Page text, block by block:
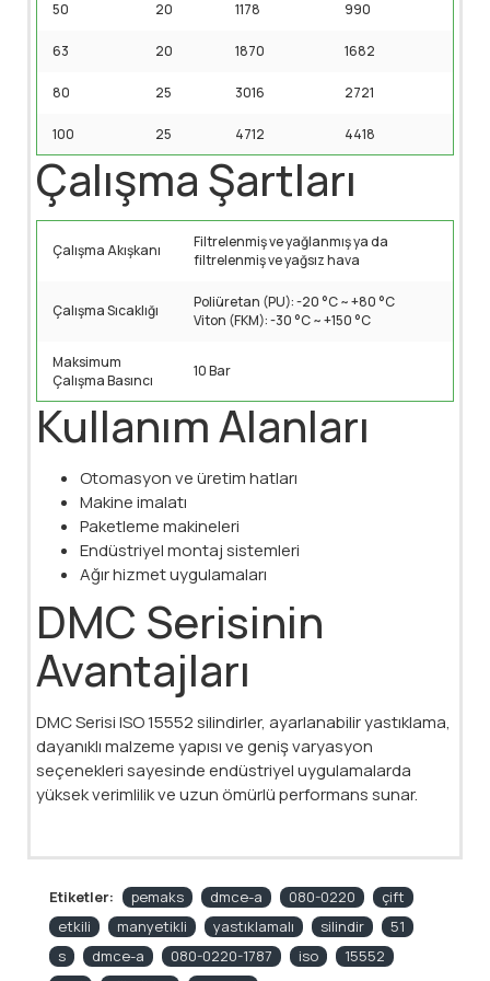
50 20 1178 990
63 20 1870 1682
80 25 3016 2721
100 25 4712 4418
Çalışma Şartları
Çalışma Akışkanı
Filtrelenmiş ve yağlanmış ya da
filtrelenmiş ve yağsız hava
Çalışma Sıcaklığı
Poliüretan (PU): -20 °C ~ +80 °C
Viton (FKM): -30 °C ~ +150 °C
Maksimum
Çalışma Basıncı
10 Bar
Kullanım Alanları
Otomasyon ve üretim hatları
Makine imalatı
Paketleme makineleri
Endüstriyel montaj sistemleri
Ağır hizmet uygulamaları
DMC Serisinin
Avantajları
DMC Serisi ISO 15552 silindirler, ayarlanabilir yastıklama,
dayanıklı malzeme yapısı ve geniş varyasyon
seçenekleri sayesinde endüstriyel uygulamalarda
yüksek verimlilik ve uzun ömürlü performans sunar.
Etiketler: pemaks dmce-a 080-0220
çift
etkili
manyetikli yastıklamalı silindir
51
s
dmce-a 080-0220-1787 iso
15552